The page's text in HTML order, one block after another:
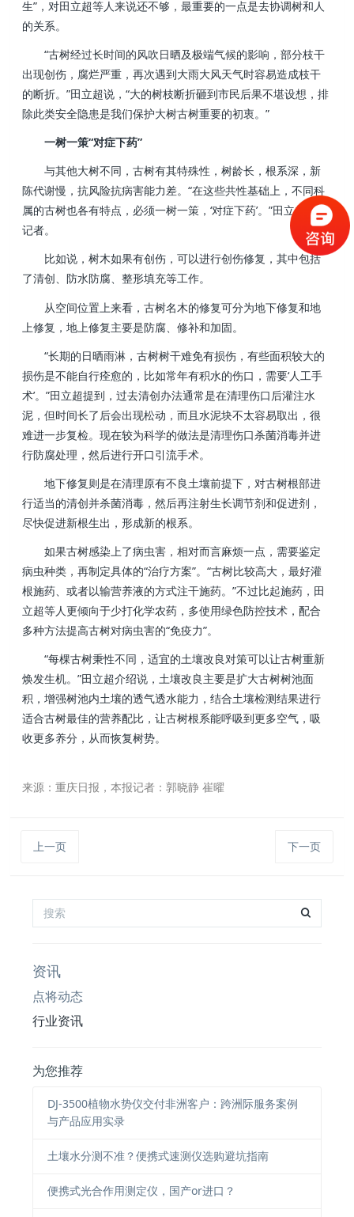
生”，对田立超等人来说还不够，最重要的一点是去协调树和人
的关系。
“古树经过长时间的风吹日晒及极端气候的影响，部分枝干
出现创伤，腐烂严重，再次遇到大雨大风天气时容易造成枝干
的断折。”田立超说，“大的树枝断折砸到市民后果不堪设想，排
除此类安全隐患是我们保护大树古树重要的初衷。”
一树一策“对症下药”
与其他大树不同，古树有其特殊性，树龄长，根系深，新
陈代谢慢，抗风险抗病害能力差。“在这些共性基础上，不同科
属的古树也各有特点，必须一树一策，‘对症下药’。”田立超告诉
记者。
比如说，树木如果有创伤，可以进行创伤修复，其中包括
了清创、防水防腐、整形填充等工作。
从空间位置上来看，古树名木的修复可分为地下修复和地
上修复，地上修复主要是防腐、修补和加固。
“长期的日晒雨淋，古树树干难免有损伤，有些面积较大的
损伤是不能自行痊愈的，比如常年有积水的伤口，需要‘人工手
术’。”田立超提到，过去清创办法通常是在清理伤口后灌注水
泥，但时间长了后会出现松动，而且水泥块不太容易取出，很
难进一步复检。现在较为科学的做法是清理伤口杀菌消毒并进
行防腐处理，然后进行开口引流手术。
地下修复则是在清理原有不良土壤前提下，对古树根部进
行适当的清创并杀菌消毒，然后再注射生长调节剂和促进剂，
尽快促进新根生出，形成新的根系。
如果古树感染上了病虫害，相对而言麻烦一点，需要鉴定
病虫种类，再制定具体的“治疗方案”。“古树比较高大，最好灌
根施药、或者以输营养液的方式注干施药。”不过比起施药，田
立超等人更倾向于少打化学农药，多使用绿色防控技术，配合
多种方法提高古树对病虫害的“免疫力”。
“每棵古树秉性不同，适宜的土壤改良对策可以让古树重新
焕发生机。”田立超介绍说，土壤改良主要是扩大古树树池面
积，增强树池内土壤的透气透水能力，结合土壤检测结果进行
适合古树最佳的营养配比，让古树根系能呼吸到更多空气，吸
收更多养分，从而恢复树势。
来源：重庆日报，本报记者：郭晓静 崔曜
上一页 下一页
资讯
点将动态
行业资讯
为您推荐
DJ-3500植物水势仪交付非洲客户：跨洲际服务案例
与产品应用实录
土壤水分测不准？便携式速测仪选购避坑指南
便携式光合作用测定仪，国产or进口？